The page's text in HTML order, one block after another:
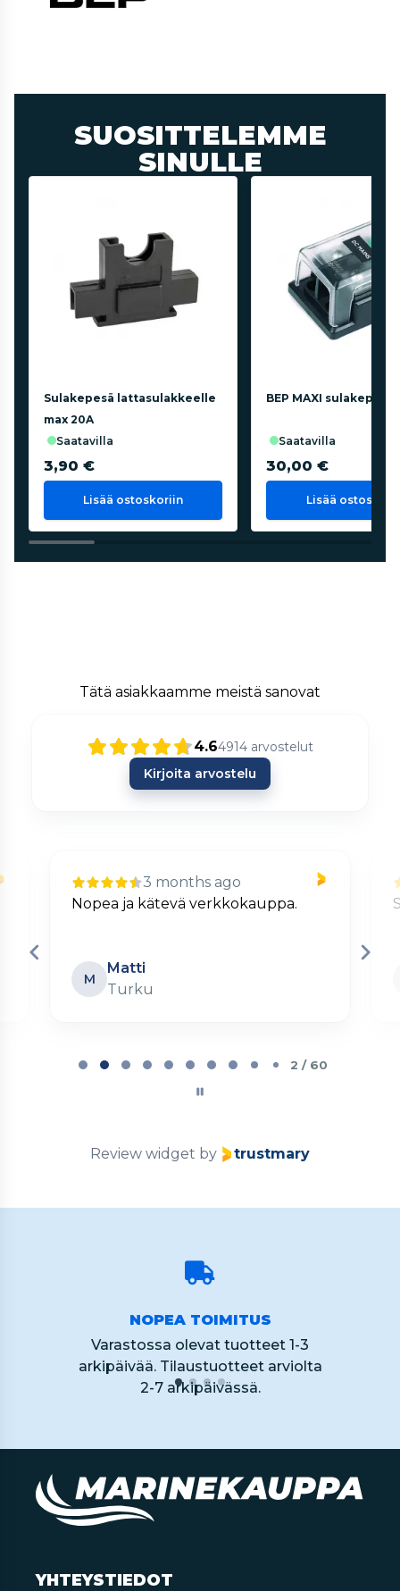
SUOSITTELEMME
SINULLE
Sulakepesä lattasulakkeelle
max 20A
saatavilla
3,90 €
Lisää ostoskoriin
BEP MAXI sulakepidin
saatavilla
30,00 €
Lisää
Tätä asiakkaamme meistä sanovat
4.64914 arvostelut
Kirjoita arvostelu
3 months ago
Nopea ja kätevä verkkokauppa.
M
Matti
Turku
2 / 60
Review widget by trustmary
NOPEA TOIMITUS
Varastossa olevat tuotteet 1-3
arkipäivää. Tilaustuotteet arviolta
2-7 arkipäivässä.
YHTEYSTIEDOT